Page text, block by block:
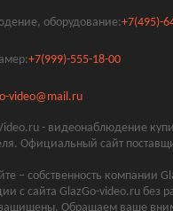
оборудование:+7(495)-
+7(999)-555-18-00
video@mail.ru
- видеонаблюдение
Официальный сайт
– собственность компании
с сайта GlazGo-video.ru без
Обращаем ваше